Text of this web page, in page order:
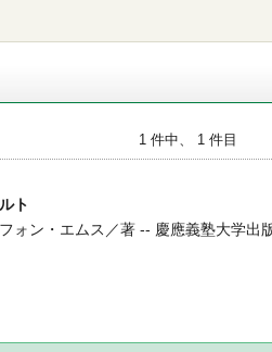
1 件中、 1 件目
ト
ォン・エムス／著 -- 慶應義塾大学出